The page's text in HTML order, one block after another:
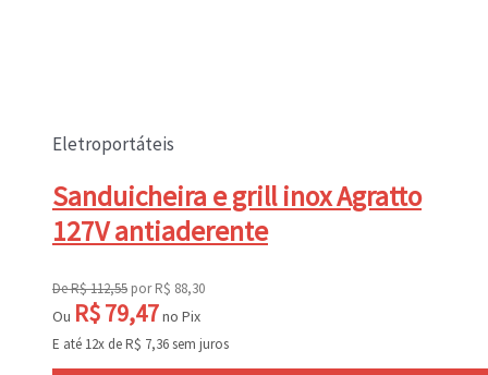
Eletroportáteis
Sanduicheira e grill inox Agratto
127V antiaderente
DeR$112,55 porR$ 88,30
Ou R$79,47no Pix
E até 12x deR$ 7,36sem juros